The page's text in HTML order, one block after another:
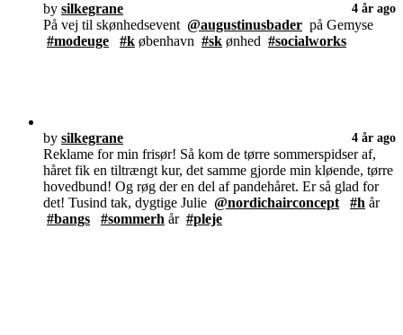
by silkegrane 4 år ago
På vej til skønhedsevent @augustinusbader på Gemyse
#modeuge
#k øbenhavn #sk ønhed #socialworks
by silkegrane 4 år ago
Reklame for min frisør! Så kom de tørre sommerspidser af,
håret fik en tiltrængt kur, det samme gjorde min kløende, tørre
hovedbund! Og røg der en del af pandehåret. Er så glad for
det! Tusind tak, dygtige Julie @nordichairconcept #h år
#bangs
#sommerh år #pleje